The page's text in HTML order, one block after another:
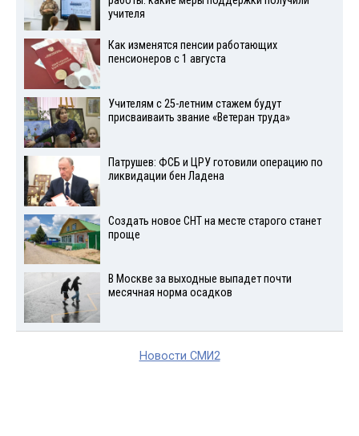
учителя
Как изменятся пенсии работающих
пенсионеров с 1 августа
Учителям с 25-летним стажем будут
присваиваить звание «Ветеран труда»
Патрушев: ФСБ и ЦРУ готовили операцию по
ликвидации бен Ладена
Создать новое СНТ на месте старого станет
проще
В Москве за выходные выпадет почти
месячная норма осадков
Новости СМИ2